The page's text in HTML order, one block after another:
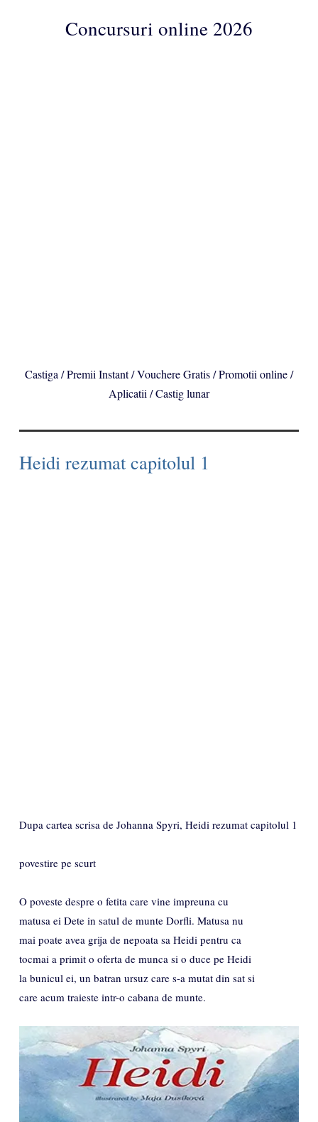
ConcursuriConcursuri online 2026
Castiga / Premii Instant / Vouchere Gratis / Promotii online /
Aplicatii / Castig lunar
Heidi rezumat capitolul 1
Dupa cartea scrisa de Johanna Spyri, Heidi rezumat capitolul 1
povestire pe scurt
O poveste despre o fetita care vine impreuna cu
matusa ei Dete in satul de munte Dorfli. Matusa nu
mai poate avea grija de nepoata sa Heidi pentru ca
tocmai a primit o oferta de munca si o duce pe Heidi
la bunicul ei, un batran ursuz care s-a mutat din sat si
care acum traieste intr-o cabana de munte.